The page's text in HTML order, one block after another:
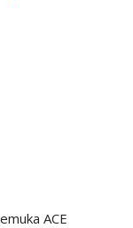
ACE